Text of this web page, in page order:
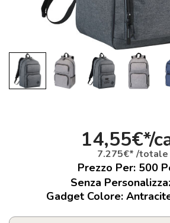
14,55€*/
7.275€* /totale
Prezzo Per: 500
Senza
Gadget Colore: